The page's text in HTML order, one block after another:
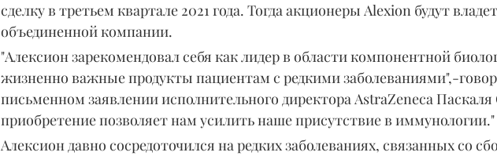
сделку в третьем квартале 2021 года. Тогда акционеры Alexion будут
объединенной компании.
"Алексион зарекомендовал себя как лидер в области компонентной
жизненно важные продукты пациентам с редкими заболеваниями",-
письменном заявлении исполнительного директора AstraZeneca
приобретение позволяет нам усилить наше присутствие в иммунологии."
Алексион давно сосредоточился на редких заболеваниях, связанных со